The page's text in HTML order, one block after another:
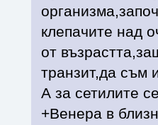
клепачите над
от
транзит,да съм
А за сетилите
+Венера в